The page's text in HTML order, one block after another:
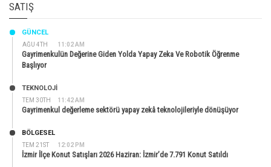
SATIŞ
AĞU 4TH 11:02 AM
GÜNCEL
Gayrimenkulün Değerine Giden Yolda Yapay Zeka Ve Robotik Öğrenme
Başlıyor
TEM 30TH 11:42 AM
TEKNOLOJİ
Gayrimenkul değerleme sektörü yapay zekâ teknolojileriyle dönüşüyor
TEM 21ST 12:02 PM
BÖLGESEL
İzmir İlçe Konut Satışları 2026 Haziran: İzmir’de 7.791 Konut Satıldı